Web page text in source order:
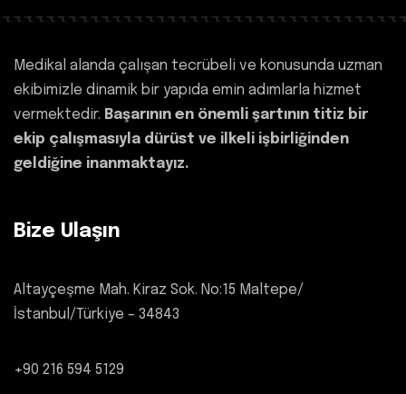
Medikal alanda çalışan tecrübeli ve konusunda uzman
ekibimizle dinamik bir yapıda emin adımlarla hizmet
vermektedir. Başarının en önemli şartının titiz bir
ekip çalışmasıyla dürüst ve ilkeli işbirliğinden
geldiğine inanmaktayız.
Bize Ulaşın
Altayçeşme Mah. Kiraz Sok. No:15 Maltepe/
İstanbul/Türkiye – 34843
+90 216 594 5129